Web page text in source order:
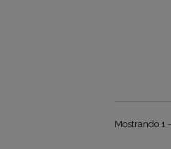
Mostrando 1